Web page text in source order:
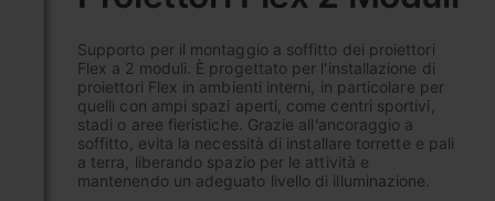
Supporto per il montaggio a soffitto dei proiettori
Flex a 2 moduli. È progettato per l'installazione di
proiettori Flex in ambienti interni, in particolare per
quelli con ampi spazi aperti, come centri sportivi,
stadi o aree fieristiche. Grazie all'ancoraggio a
soffitto, evita la necessità di installare torrette e pali
a terra, liberando spazio per le attività e
mantenendo un adeguato livello di illuminazione.
di